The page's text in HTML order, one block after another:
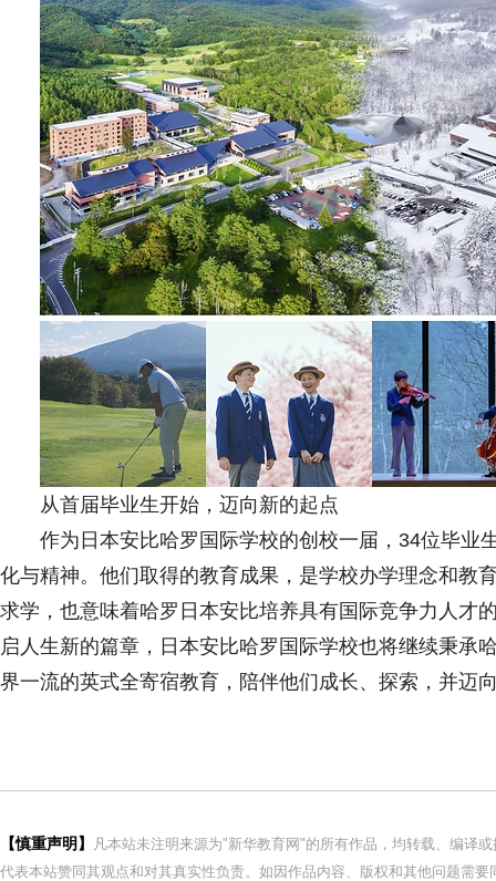
从首届毕业生开始，迈向新的起点
作为日本安比哈罗国际学校的创校一届，34位毕业
化与精神。他们取得的教育成果，是学校办学理念和教
求学，也意味着哈罗日本安比培养具有国际竞争力人才
启人生新的篇章，日本安比哈罗国际学校也将继续秉承
界一流的英式全寄宿教育，陪伴他们成长、探索，并迈
【慎重声明】
凡本站未注明来源为"新华教育网"的所有作品，均转载、编译
代表本站赞同其观点和对其真实性负责。如因作品内容、版权和其他问题需